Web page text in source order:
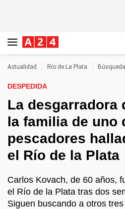
Actualidad Río de La Plata Búsqueda
DESPEDIDA
La desgarradora
la familia de uno
pescadores
el Río de la Plata
Carlos Kovach, de 60 años,
el Río de la Plata tras dos
Siguen buscando a otros